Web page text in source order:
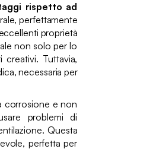
rispetto ad
perfettamente
proprietà
non solo per lo
Tuttavia,
necessaria per
corrosione e non
problemi di
Questa
perfetta per